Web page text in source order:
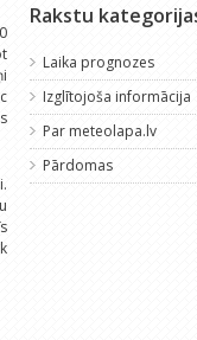
Rakstu
Laika prognozes
Izglītojoša informācija
Par meteolapa.lv
Pārdomas